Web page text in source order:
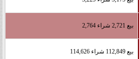
بيع 2,721 شراء 2,764
بيع 112,849 شراء 114,626